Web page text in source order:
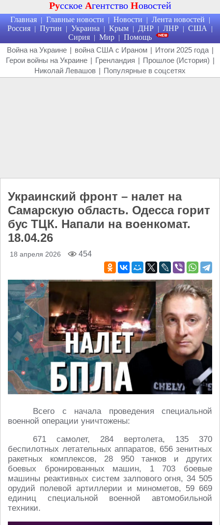
Русское Агентство Новостей
Главная | Главные новости | Новости | Лента новостей |
Россия | Путин | Украина | Крым | ДНР | ЛНР | США |
Сирия | Мир | Помощь
Война на Украине | война США с Ираном | Итоги 2025 года |
Герои войны на Украине | Гренландия | Прошлое (История) |
Николай Левашов | Популярные в соцсетях
Украинский фронт – налет на
Самарскую область. Одесса горит
бус ТЦК. Напали на военкомат.
18.04.26
18 апреля 2026 454
Всего с начала проведения специальной
военной операции уничтожены:
671 самолет, 284 вертолета, 135 370
беспилотных летательных аппаратов, 656 зенитных
ракетных комплексов, 28 950 танков и других
боевых бронированных машин, 1 703 боевые
машины реактивных систем залпового огня, 34 505
орудий полевой артиллерии и минометов, 59 669
единиц специальной военной автомобильной
техники.